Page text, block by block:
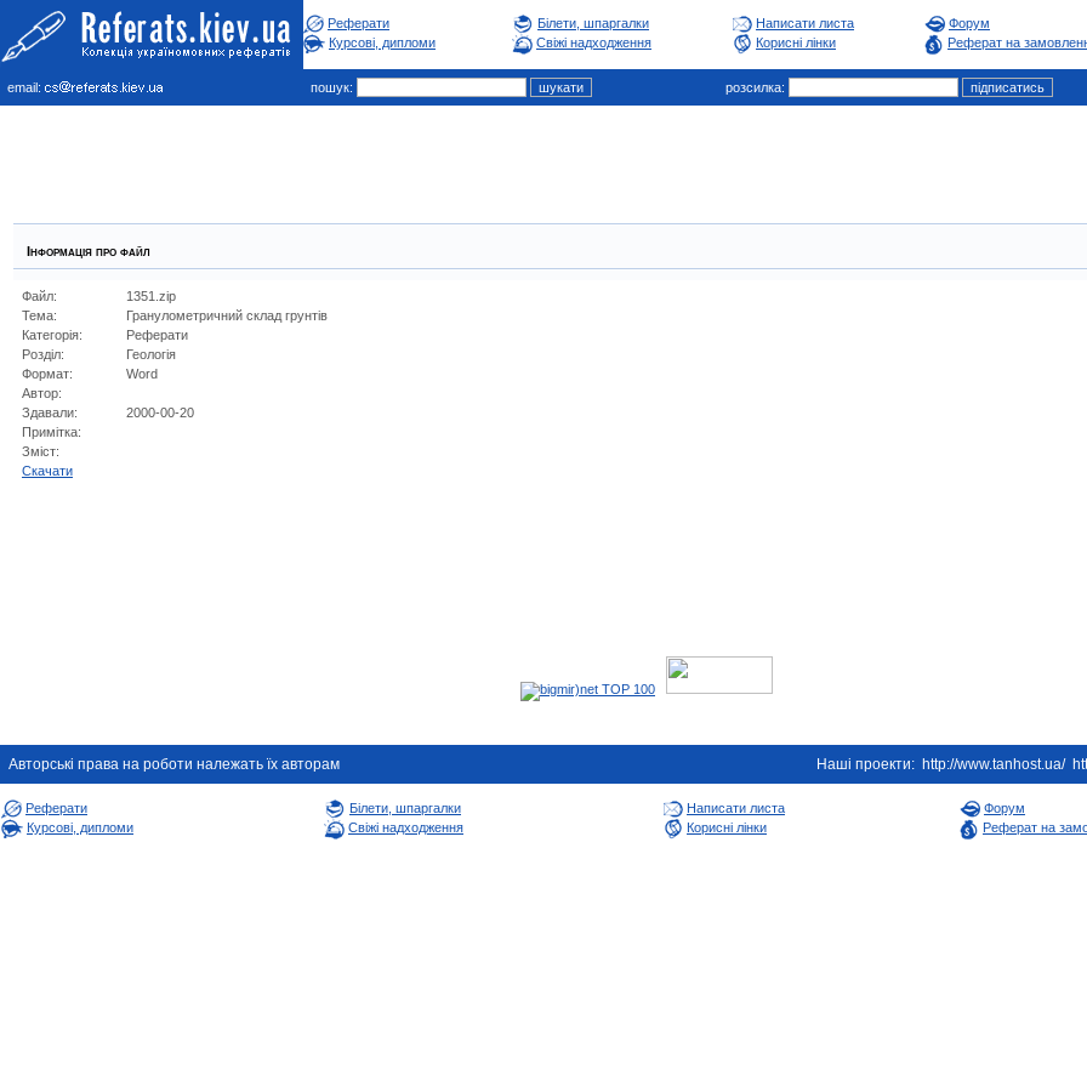
Реферати Білети, шпаргалки Написати листа
Форум
Курсові, дипломи
Свіжі надходження Корисні лінки Реферат на
email: пошук: розсилка:
Інформація про файл
Файл:
1351.zip
Тема:
Гранулометричний склад грунтів
Категорія:
Реферати
Розділ:
Геологiя
Формат:
Word
Автор:
Здавали:
2000-00-20
Примітка:
Зміст:
Cкачати
Авторськi права на роботи належать їх авторам Наші проекти: http://www.tanhost.ua/
Реферати Білети, шпаргалки Написати листа
Форум
Курсові, дипломи
Свіжі надходження Корисні лінки Реферат на